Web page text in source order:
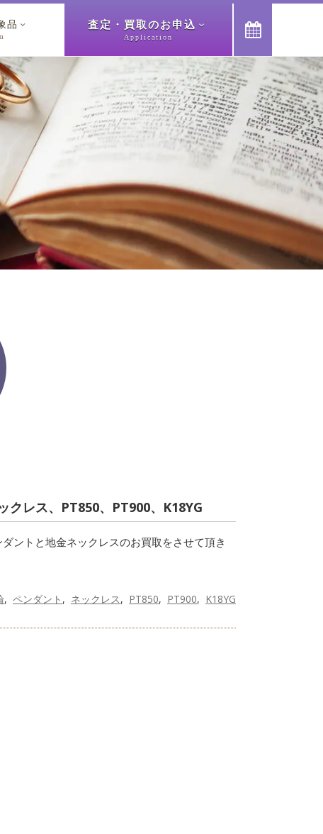

品  査定・買取のお申込 
Application
クレス、PT850、PT900、K18YG
ントと地金ネックレスのお買取をさせて頂き
ペンダント ネックレス PT850 PT900 K18YG